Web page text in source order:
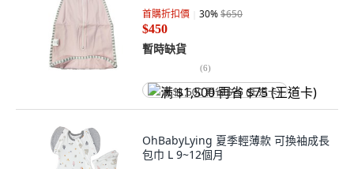
首購折扣價 30%$650
$450
暫時缺貨
(6)
满 $1,500 再省 $75 (王道卡)
OhBabyLying 夏季輕薄款 可換袖成長
包巾 L 9~12個月